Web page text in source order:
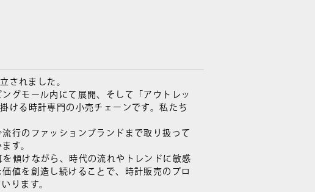
されました。
グモール内にて展開、そして「アウトレッ
る時計専門の小売チェーンです。私たち
行のファッションブランドまで取り扱って
す。
傾けながら、時代の流れやトレンドに敏感
値を創造し続けることで、時計販売のプロ
ります。